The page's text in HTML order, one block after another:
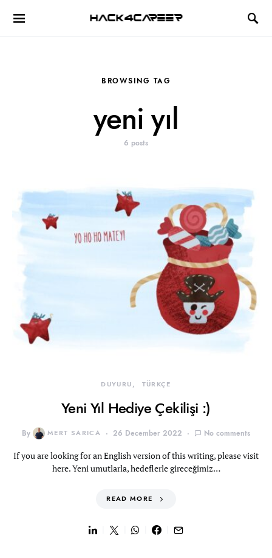
Hack4Career
BROWSING TAG
yeni yıl
6 posts
DUYURU TÜRKÇE
Yeni Yıl Hediye Çekilişi :)
By MERT SARICA 26 December 2022 No comments
If you are looking for an English version of this writing, please visit
here. Yeni umutlarla, hedeflerle gireceğimiz…
READ MORE